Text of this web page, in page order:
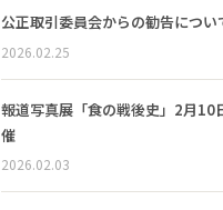
公正取引委員会からの勧告につい
2026.02.25
報道写真展「食の戦後史」2月10
催
2026.02.03